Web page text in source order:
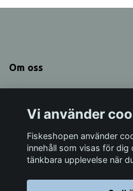
Om oss
Sociala medier
Vi använder
Fiskeshopen använder
innehåll som visas för
tänkbara upplevelse när